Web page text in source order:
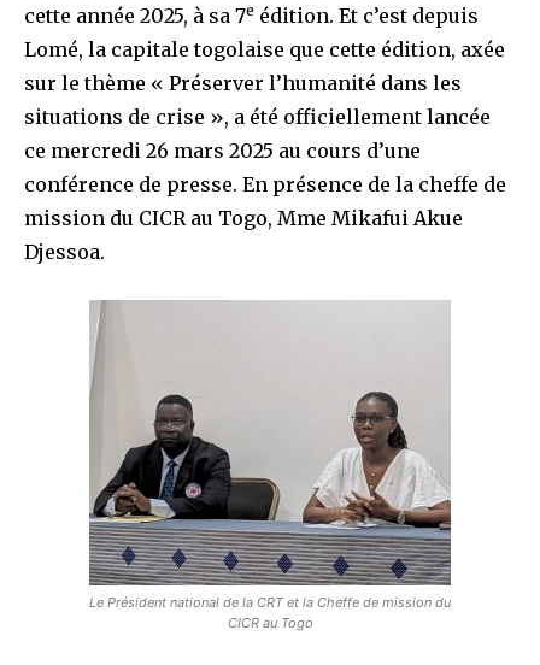
cette année 2025, à sa 7e édition. Et c’est depuis
Lomé, la capitale togolaise que cette édition, axée
sur le thème « Préserver l’humanité dans les
situations de crise », a été officiellement lancée
ce mercredi 26 mars 2025 au cours d’une
conférence de presse. En présence de la cheffe de
mission du CICR au Togo, Mme Mikafui Akue
Djessoa.
Le Président national de la CRT et la Cheffe de mission du
CICR au Togo